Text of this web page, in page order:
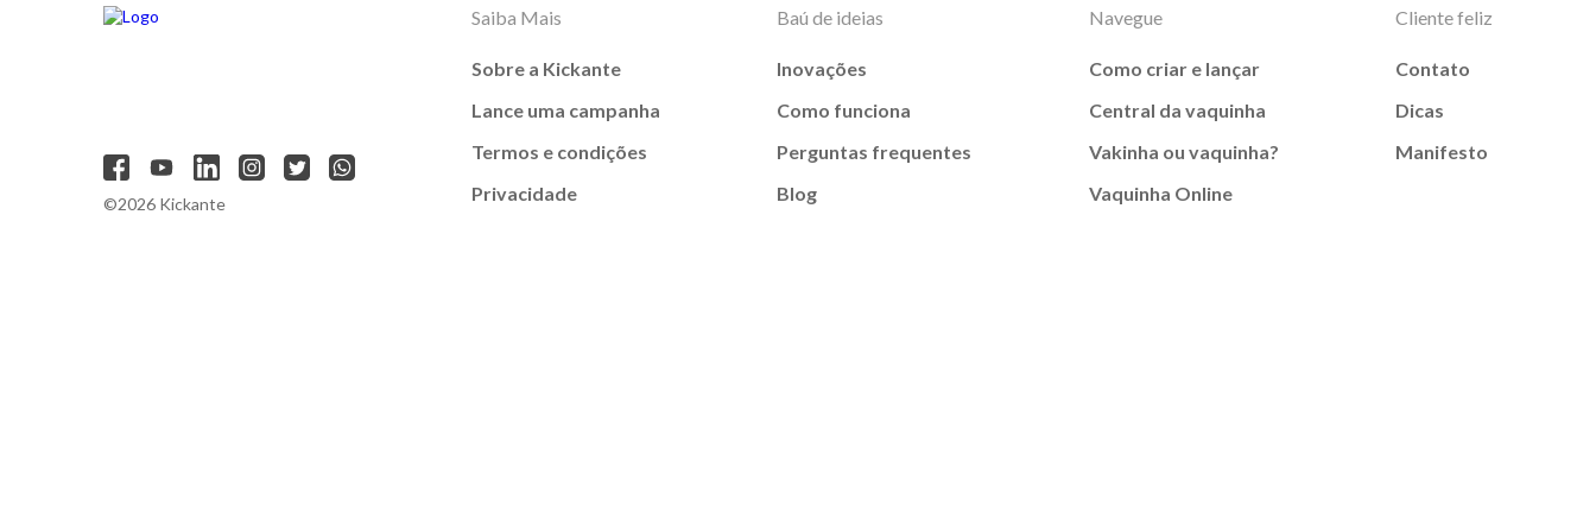
©2026 Kickante
Saiba Mais
Sobre a Kickante
Lance uma campanha
Termos e condições
Privacidade
Baú de ideias
Inovações
Como funciona
Perguntas frequentes
Blog
Navegue
Como criar e lançar
Central da vaquinha
Vakinha ou vaquinha?
Vaquinha Online
Cliente feliz
Contato
Dicas
Manifesto